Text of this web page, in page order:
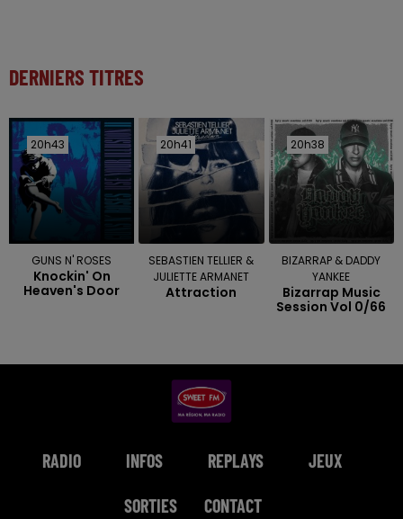
DERNIERS TITRES
20h43
20h43
GUNS N' ROSES
Knockin' On
Heaven's Door
20h41
20h41
SEBASTIEN TELLIER &
JULIETTE ARMANET
Attraction
20h38
20h38
BIZARRAP & DADDY
YANKEE
Bizarrap Music
Session Vol 0/66
RADIO INFOS REPLAYS JEUX
SORTIES CONTACT